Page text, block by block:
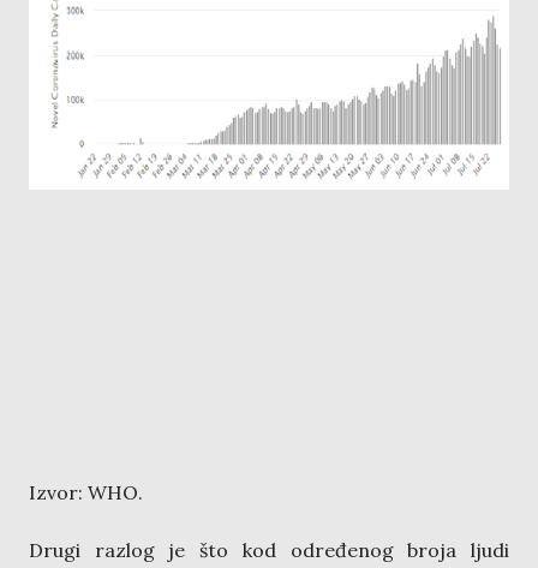
Izvor: WHO.
Drugi razlog je što kod određenog broja ljudi